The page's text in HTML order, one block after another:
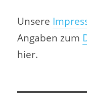
Unsere
Angaben zum
hier.